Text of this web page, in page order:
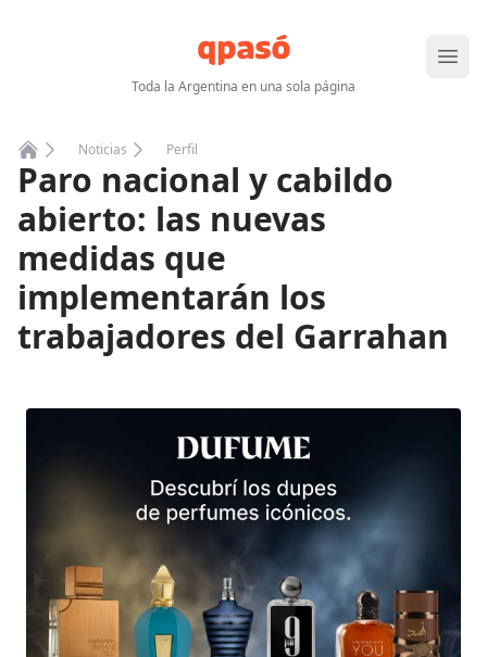
Toda la Argentina en una sola página
Abrir
Home
Noticias Perfil
Paro nacional y cabildo
abierto: las nuevas
medidas que
implementarán los
trabajadores del Garrahan